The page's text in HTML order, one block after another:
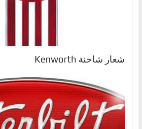
شعار شاحنة Kenworth